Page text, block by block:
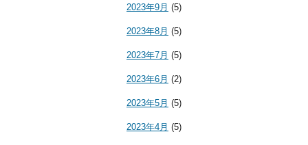
2023年9月 (5)
2023年8月 (5)
2023年7月 (5)
2023年6月 (2)
2023年5月 (5)
2023年4月 (5)